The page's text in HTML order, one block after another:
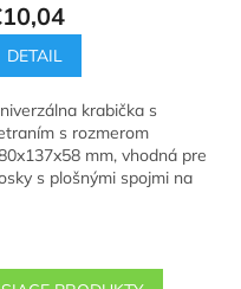
DETAIL
krabička s
s rozmerom
mm, vhodná pre
s plošnými spojmi na